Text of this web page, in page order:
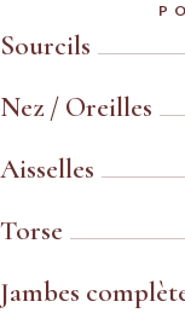
Sourcils
Nez / Oreilles
Aisselles
Torse
Jambes